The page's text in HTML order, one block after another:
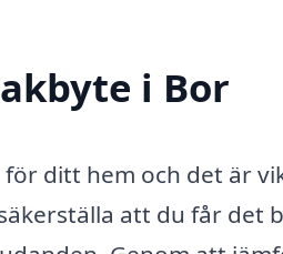
i Bor
ditt hem och det är
att du får det